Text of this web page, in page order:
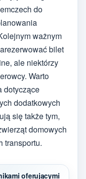
do
ważnym
bilet
ale niektórzy
Warto
dotyczące
dodatkowych
się także tym,
domowych
transportu.
oferującymi